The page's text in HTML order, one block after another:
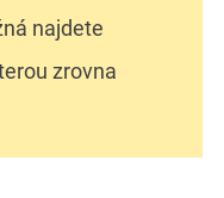
najdete
zrovna